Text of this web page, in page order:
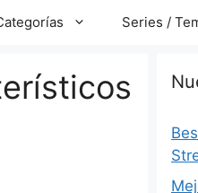
Series /